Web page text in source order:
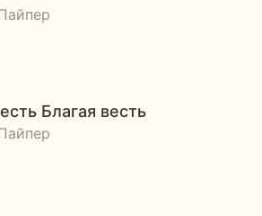
Благая весть